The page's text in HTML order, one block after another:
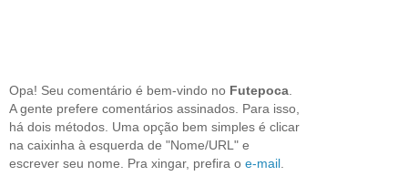
Opa! Seu comentário é bem-vindo no Futepoca
A gente prefere comentários assinados. Para isso,
há dois métodos. Uma opção bem simples é clicar
na caixinha à esquerda de "Nome/URL" e
escrever seu nome. Pra xingar, prefira o e-mail